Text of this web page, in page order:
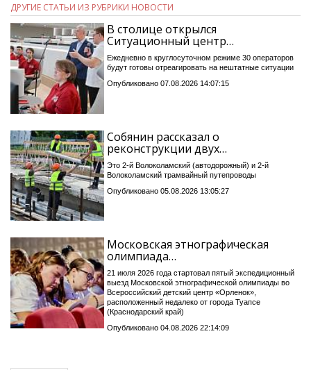
ДРУГИЕ СТАТЬИ ИЗ РУБРИКИ НОВОСТИ
В столице открылся
Ситуационный центр…
Ежедневно в круглосуточном режиме 30 операторов
будут готовы отреагировать на нештатные ситуации
Опубликовано 07.08.2026 14:07:15
Собянин рассказал о
реконструкции двух…
Это 2-й Волоколамский (автодорожный) и 2-й
Волоколамский трамвайный путепроводы
Опубликовано 05.08.2026 13:05:27
Московская этнографическая
олимпиада…
21 июля 2026 года стартовал пятый экспедиционный
выезд Московской этнографической олимпиады во
Всероссийский детский центр «Орленок»,
расположенный недалеко от города Туапсе
(Краснодарский край)
Опубликовано 04.08.2026 22:14:09